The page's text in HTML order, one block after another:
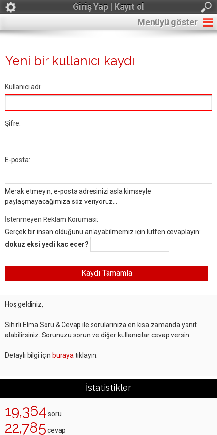
Giriş Yap | Kayıt ol
Menüyü göster
Yeni bir kullanıcı kaydı
Kullanıcı adı:
Şifre:
E-posta:
Merak etmeyin, e-posta adresinizi asla kimseyle
paylaşmayacağımıza söz veriyoruz...
İstenmeyen Reklam Koruması:
Gerçek bir insan olduğunu anlayabilmemiz için lütfen cevaplayın:.
dokuz eksi yedi kac eder?
Hoş geldiniz,
Sihirli Elma Soru & Cevap ile sorularınıza en kısa zamanda yanıt
alabilirsiniz. Sorunuzu sorun ve diğer kullanıcılar cevap versin.
Detaylı bilgi için buraya tıklayın.
İstatistikler
19,364 soru
22,785 cevap